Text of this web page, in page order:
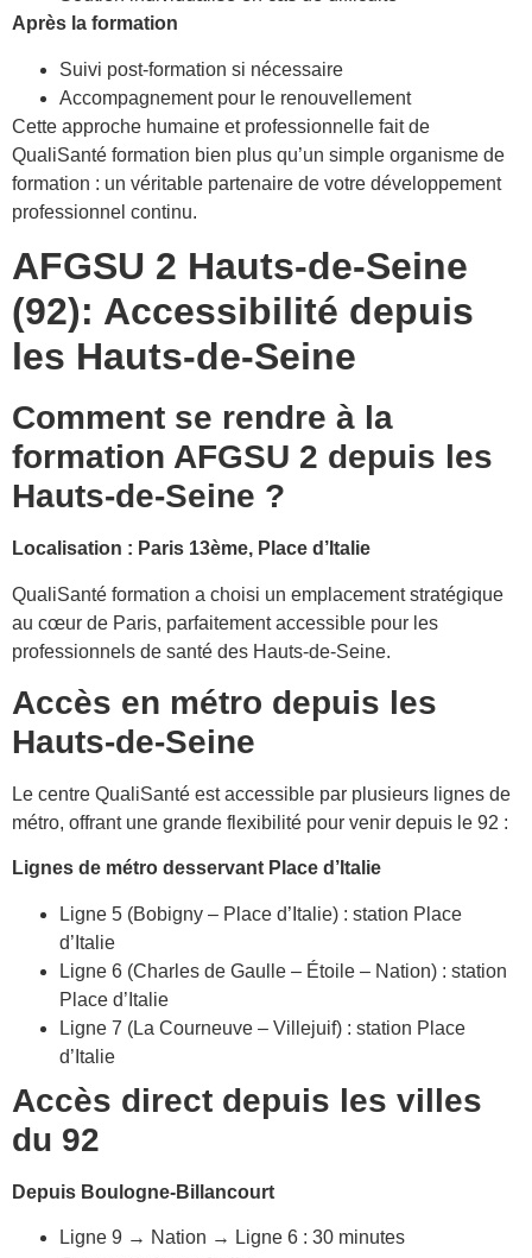
Après la formation
Suivi post-formation si nécessaire
Accompagnement pour le renouvellement
Cette approche humaine et professionnelle fait de
QualiSanté formation bien plus qu’un simple organisme de
formation : un véritable partenaire de votre développement
professionnel continu.
AFGSU 2 Hauts-de-Seine
(92): Accessibilité depuis
les Hauts-de-Seine
Comment se rendre à la
formation AFGSU 2 depuis les
Hauts-de-Seine ?
Localisation : Paris 13ème, Place d’Italie
QualiSanté formation a choisi un emplacement stratégique
au cœur de Paris, parfaitement accessible pour les
professionnels de santé des Hauts-de-Seine.
Accès en métro depuis les
Hauts-de-Seine
Le centre QualiSanté est accessible par plusieurs lignes de
métro, offrant une grande flexibilité pour venir depuis le 92 :
Lignes de métro desservant Place d’Italie
Ligne 5 (Bobigny – Place d’Italie) : station Place
d’Italie
Ligne 6 (Charles de Gaulle – Étoile – Nation) : station
Place d’Italie
Ligne 7 (La Courneuve – Villejuif) : station Place
d’Italie
Accès direct depuis les villes
du 92
Depuis Boulogne-Billancourt
Ligne 9 → Nation → Ligne 6 : 30 minutes